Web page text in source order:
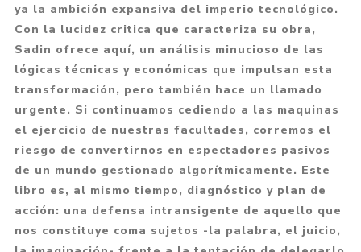
ya la ambición expansiva del imperio tecnológico.
Con la lucidez critica que caracteriza su obra,
Sadin ofrece aquí, un análisis minucioso de las
lógicas técnicas y económicas que impulsan esta
transformación, pero también hace un llamado
urgente. Si continuamos cediendo a las maquinas
el ejercicio de nuestras faculta­des, corremos el
riesgo de convertirnos en espectadores pasivos
de un mundo gestionado algorítmicamente. Este
libro es, al mismo tiempo, diagnóstico y plan de
acción: una defensa intransigente de aquello que
nos constituye coma sujetos -la palabra, el juicio,